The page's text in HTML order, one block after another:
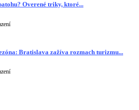
Overené triky, ktoré...
Bratislava zažíva rozmach turizmu...